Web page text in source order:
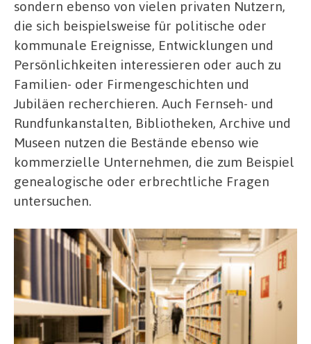
sondern ebenso von vielen privaten Nutzern,
die sich beispielsweise für politische oder
kommunale Ereignisse, Entwicklungen und
Persönlichkeiten interessieren oder auch zu
Familien- oder Firmengeschichten und
Jubiläen recherchieren. Auch Fernseh- und
Rundfunkanstalten, Bibliotheken, Archive und
Museen nutzen die Bestände ebenso wie
kommerzielle Unternehmen, die zum Beispiel
genealogische oder erbrechtliche Fragen
untersuchen.